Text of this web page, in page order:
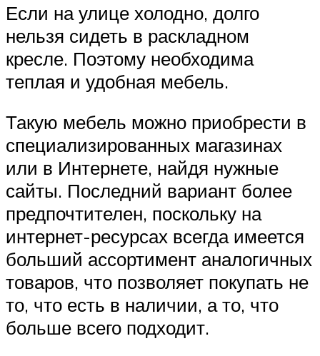
Если на улице холодно, долго
нельзя сидеть в раскладном
кресле. Поэтому необходима
теплая и удобная мебель.
Такую мебель можно приобрести в
специализированных магазинах
или в Интернете, найдя нужные
сайты. Последний вариант более
предпочтителен, поскольку на
интернет-ресурсах всегда имеется
больший ассортимент аналогичных
товаров, что позволяет покупать не
то, что есть в наличии, а то, что
больше всего подходит.